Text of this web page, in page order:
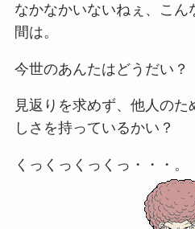
なかなかいないねぇ、こん
間は。
今世のあんたはどうだい？
見返りを求めず、他人の
しさを持っているかい？
くっくっくっくっ・・・。